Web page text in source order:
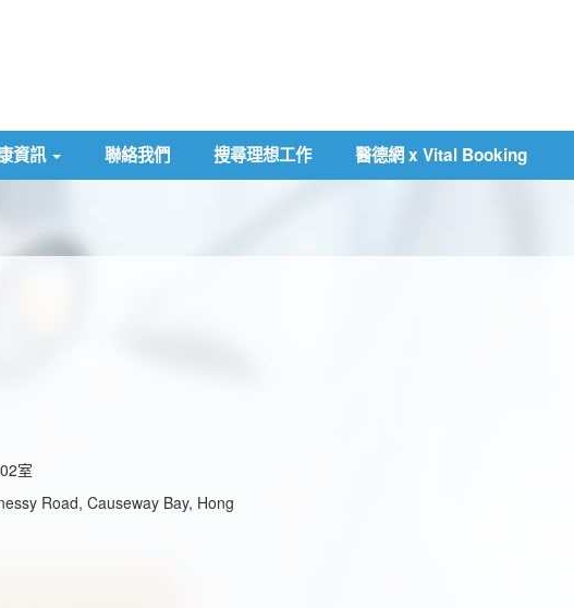
資訊 聯絡我們 搜尋理想工作 醫德網 x Vital Booking
室
Road, Causeway Bay, Hong